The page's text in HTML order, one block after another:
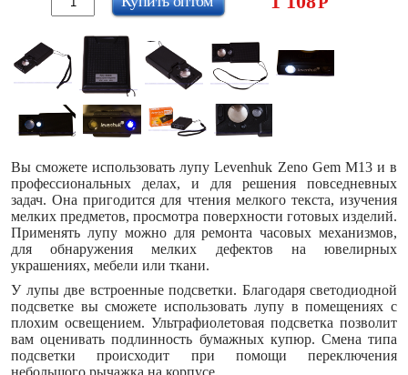
Вы сможете использовать лупу Levenhuk Zeno Gem M13 и в
профессиональных делах, и для решения повседневных
задач. Она пригодится для чтения мелкого текста, изучения
мелких предметов, просмотра поверхности готовых изделий.
Применять лупу можно для ремонта часовых механизмов,
для обнаружения мелких дефектов на ювелирных
украшениях, мебели или ткани.
У лупы две встроенные подсветки. Благодаря светодиодной
подсветке вы сможете использовать лупу в помещениях с
плохим освещением. Ультрафиолетовая подсветка позволит
вам оценивать подлинность бумажных купюр. Смена типа
подсветки происходит при помощи переключения
небольшого рычажка на корпусе.